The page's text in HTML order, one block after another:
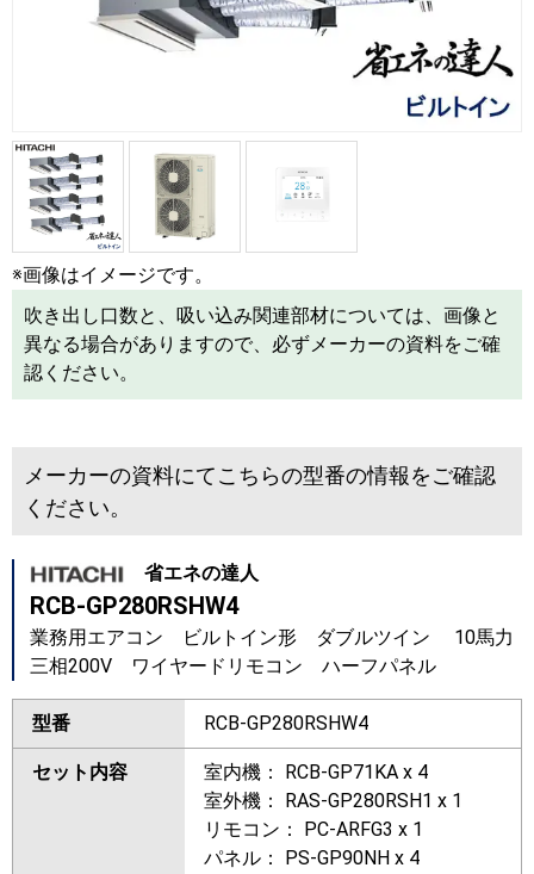
※画像はイメージです。
吹き出し口数と、吸い込み関連部材については、画像と
異なる場合がありますので、必ずメーカーの資料をご確
認ください。
メーカーの資料にてこちらの型番の情報をご確認
ください。
省エネの達人
RCB-GP280RSHW4
業務用エアコン ビルトイン形 ダブルツイン 10馬力
三相200V ワイヤードリモコン ハーフパネル
型番 RCB-GP280RSHW4
セット内容
室内機： RCB-GP71KA x 4
室外機： RAS-GP280RSH1 x 1
リモコン： PC-ARFG3 x 1
パネル： PS-GP90NH x 4